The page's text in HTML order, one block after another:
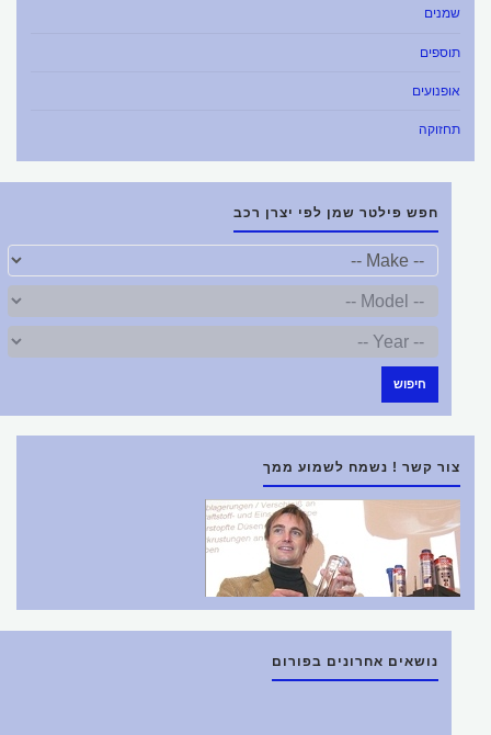
שמנים
תוספים
אופנועים
תחזוקה
חפש פילטר שמן לפי יצרן רכב
חיפוש
צור קשר ! נשמח לשמוע ממך
נושאים אחרונים בפורום